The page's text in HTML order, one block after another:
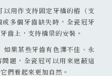
以用作支持固定牙橋的樁（支
多個牙齒缺失時，全瓷冠牙
齒上，支持橋梁的安裝。
如果某些牙齒有色澤不佳、永
題，全瓷冠可以用來遮蔽這
們看起來更加自然。